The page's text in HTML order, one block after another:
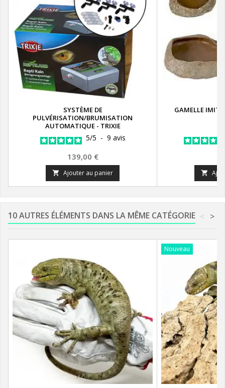
SYSTÈME DE
PULVÉRISATION/BRUMISATION
AUTOMATIQUE - TRIXIE
5/5 - 9 avis
Prix
139,00 €
 Ajouter au panier
GAMELLE

10 AUTRES ÉLÉMENTS DANS LA MÊME CATÉGORIE >
<
Nouveau